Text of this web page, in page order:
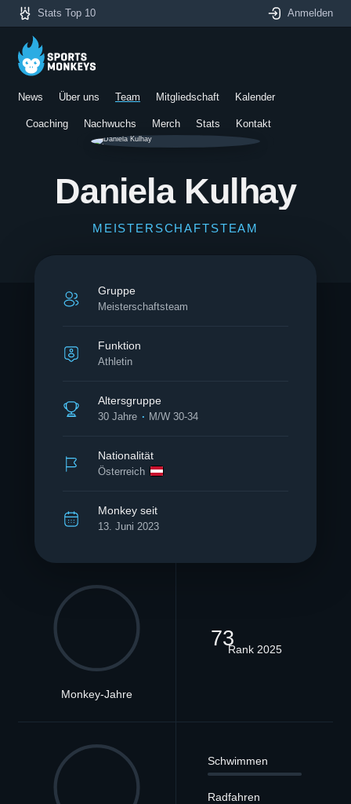
Stats Top 10 Anmelden
News Über uns Team Mitgliedschaft Kalender
Coaching Nachwuchs Merch Stats Kontakt
Daniela Kulhay
MEISTERSCHAFTSTEAM
Gruppe
Meisterschaftsteam
Funktion
Athletin
Altersgruppe
30 Jahre M/W 30-34
Nationalität
Österreich
Monkey seit
13. Juni 2023
Monkey-Jahre
73Rank 2025
Schwimmen
Radfahren